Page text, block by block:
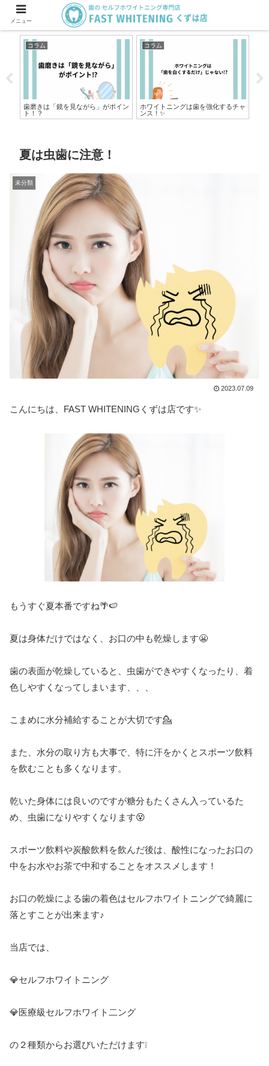
コラム
歯磨きは「鏡を見ながら」がポイン
ト！？
コラム
ホワイトニングは歯を強化するチャ
ンス！✨
夏は虫歯に注意！
未分類
2023.07.09
こんにちは、FAST WHITENINGくずは店です✨
もうすぐ夏本番ですね🌴🍉
夏は身体だけではなく、お口の中も乾燥します😬
歯の表面が乾燥していると、虫歯ができやすくなったり、着
色しやすくなってしまいます、、、
こまめに水分補給することが大切です💁
また、水分の取り方も大事で、特に汗をかくとスポーツ飲料
を飲むことも多くなります。
乾いた身体には良いのですが糖分もたくさん入っているた
め、虫歯になりやすくなります😵
スポーツ飲料や炭酸飲料を飲んだ後は、酸性になったお口の
中をお水やお茶で中和することをオススメします！
お口の乾燥による歯の着色はセルフホワイトニングで綺麗に
落とすことが出来ます♪
当店では、
💎セルフホワイトニング
💎医療級セルフホワイト二ング
の２種類からお選びいただけます❕
メニュー